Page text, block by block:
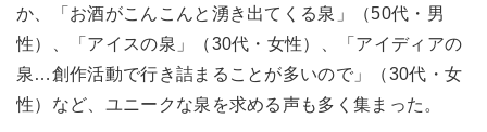
か、「お酒がこんこんと湧き出てくる泉」（50代・男
性）、「アイスの泉」（30代・女性）、「アイディアの
泉…創作活動で行き詰まることが多いので」（30代・女
性）など、ユニークな泉を求める声も多く集まった。